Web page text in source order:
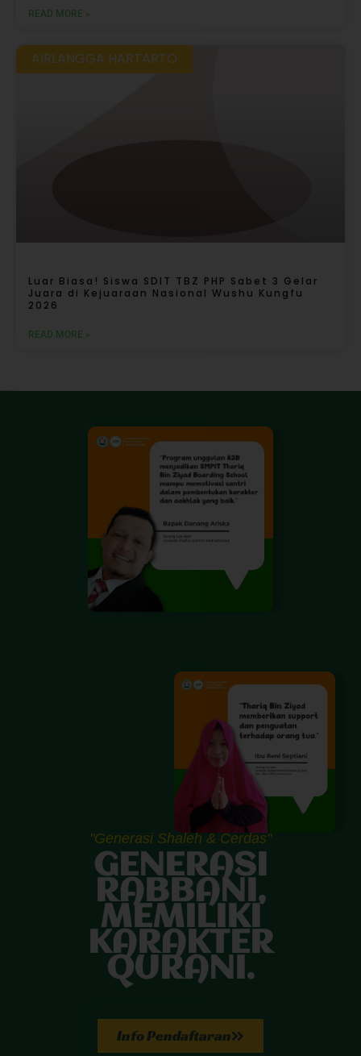
READ MORE »
AIRLANGGA HARTARTO
Luar Biasa! Siswa SDIT TBZ PHP Sabet 3 Gelar
Juara di Kejuaraan Nasional Wushu Kungfu
2026
READ MORE »
"Generasi Shaleh & Cerdas"
GENERASI
RABBANI,
MEMILIKI
KARAKTER
QURANI.
Info Pendaftaran